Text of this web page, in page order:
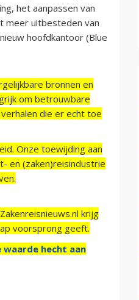
het aanpassen van
meer uitbesteden van
hoofdkantoor (Blue
bronnen en
om betrouwbare
die er echt toe
Onze toewijding aan
en (zaken)reisindustrie
krijg
voorsprong geeft.
waarde hecht aan